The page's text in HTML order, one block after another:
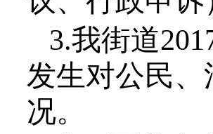
3.我街道
发生对公民
况。